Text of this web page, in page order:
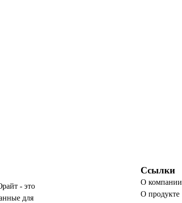
- это
для
Ссылки
О компании
О продукте